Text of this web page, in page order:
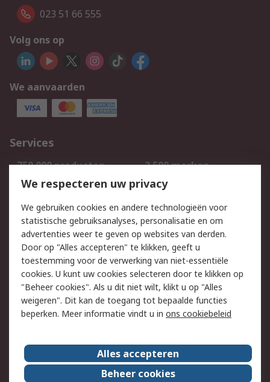
023 51 66 555
Volg ons op
We aanvaarden
Services
750.000 producten
2.500 merken
Bestellen
Inkoopoplossingen
Track & Trace
Wettelijk
Cookiebeleid
Email veiligheid
Privacybeleid
Websitevoorwaarden
Algemene
verkoopvoorwaarden
Over RS
RS Group
Over ons
We respecteren uw privacy
We gebruiken cookies en andere technologieën voor
statistische gebruiksanalyses, personalisatie en om
advertenties weer te geven op websites van derden.
Door op "Alles accepteren" te klikken, geeft u
toestemming voor de verwerking van niet-essentiële
cookies. U kunt uw cookies selecteren door te klikken op
"Beheer cookies". Als u dit niet wilt, klikt u op "Alles
weigeren". Dit kan de toegang tot bepaalde functies
beperken. Meer informatie vindt u in ons cookiebeleid
Alles accepteren
Beheer cookies